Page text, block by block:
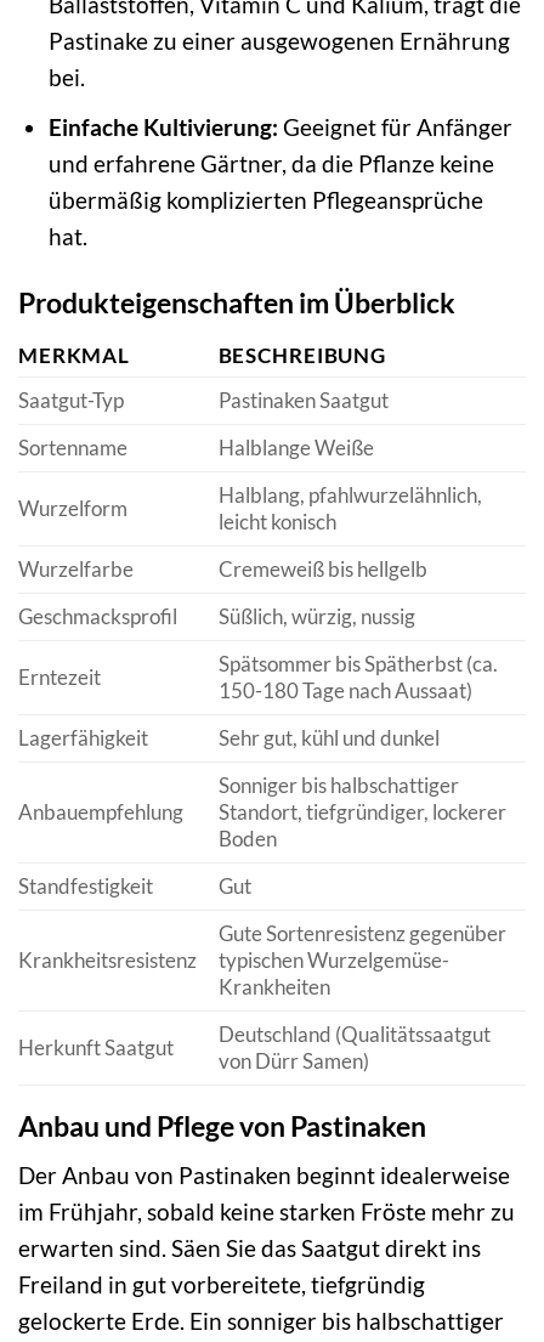
Pastinake zu einer ausgewogenen Ernährung
bei.
Einfache Kultivierung: Geeignet für Anfänger
und erfahrene Gärtner, da die Pflanze keine
übermäßig komplizierten Pflegeansprüche
hat.
Produkteigenschaften im Überblick
MERKMAL
BESCHREIBUNG
Saatgut-Typ
Pastinaken Saatgut
Sortenname
Halblange Weiße
Wurzelform
Halblang, pfahlwurzelähnlich,
leicht konisch
Wurzelfarbe
Cremeweiß bis hellgelb
Geschmacksprofil
Süßlich, würzig, nussig
Erntezeit
Spätsommer bis Spätherbst (ca.
150-180 Tage nach Aussaat)
Lagerfähigkeit
Sehr gut, kühl und dunkel
Anbauempfehlung
Sonniger bis halbschattiger
Standort, tiefgründiger, lockerer
Boden
Standfestigkeit
Gut
Krankheitsresistenz
Gute Sortenresistenz gegenüber
typischen Wurzelgemüse-
Krankheiten
Herkunft Saatgut
Deutschland (Qualitätssaatgut
von Dürr Samen)
Anbau und Pflege von Pastinaken
Der Anbau von Pastinaken beginnt idealerweise
im Frühjahr, sobald keine starken Fröste mehr zu
erwarten sind. Säen Sie das Saatgut direkt ins
Freiland in gut vorbereitete, tiefgründig
gelockerte Erde. Ein sonniger bis halbschattiger